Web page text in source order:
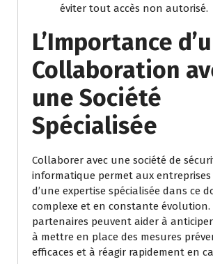
éviter tout accès non autorisé.
L’Importance
Collaboration
une Société
Spécialisée
Collaborer avec une société de
informatique permet aux entreprises
d’une expertise spécialisée dans ce
complexe et en constante évolution.
partenaires peuvent aider à
à mettre en place des mesures
efficaces et à réagir rapidement en